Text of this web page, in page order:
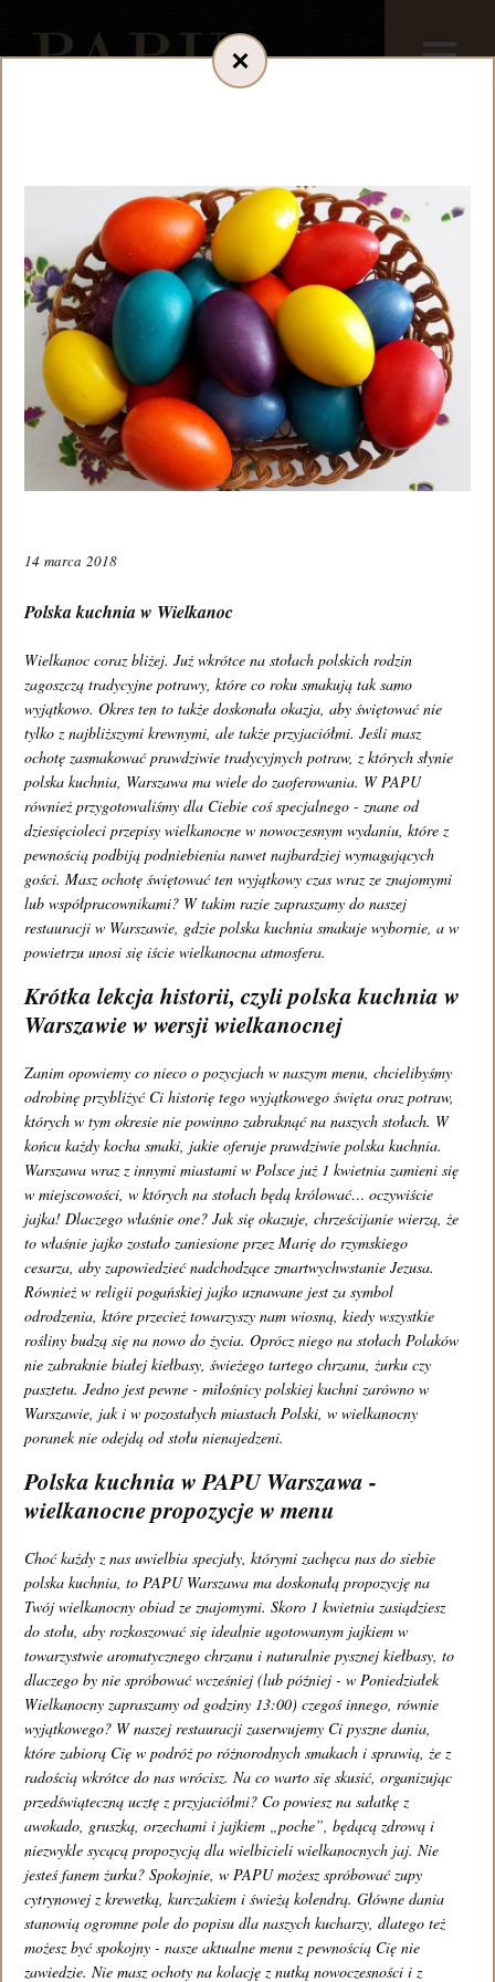
14 marca 2018
Polska kuchnia w Wielkanoc
Wielkanoc coraz bliżej. Już wkrótce na stołach polskich rodzin
zagoszczą tradycyjne potrawy, które co roku smakują tak samo
wyjątkowo. Okres ten to także doskonała okazja, aby świętować nie
tylko z najbliższymi krewnymi, ale także przyjaciółmi. Jeśli masz
ochotę zasmakować prawdziwie tradycyjnych potraw, z których słynie
polska kuchnia, Warszawa ma wiele do zaoferowania. W PAPU
również przygotowaliśmy dla Ciebie coś specjalnego - znane od
dziesięcioleci przepisy wielkanocne w nowoczesnym wydaniu, które z
pewnością podbiją podniebienia nawet najbardziej wymagających
gości. Masz ochotę świętować ten wyjątkowy czas wraz ze znajomymi
lub współpracownikami? W takim razie zapraszamy do naszej
restauracji w Warszawie, gdzie polska kuchnia smakuje wybornie, a w
powietrzu unosi się iście wielkanocna atmosfera.
Krótka lekcja historii, czyli polska kuchnia w
Warszawie w wersji wielkanocnej
Zanim opowiemy co nieco o pozycjach w naszym menu, chcielibyśmy
odrobinę przybliżyć Ci historię tego wyjątkowego święta oraz potraw,
których w tym okresie nie powinno zabraknąć na naszych stołach. W
końcu każdy kocha smaki, jakie oferuje prawdziwie polska kuchnia.
Warszawa wraz z innymi miastami w Polsce już 1 kwietnia zamieni się
w miejscowości, w których na stołach będą królować… oczywiście
jajka! Dlaczego właśnie one? Jak się okazuje, chrześcijanie wierzą, że
to właśnie jajko zostało zaniesione przez Marię do rzymskiego
cesarza, aby zapowiedzieć nadchodzące zmartwychwstanie Jezusa.
Również w religii pogańskiej jajko uznawane jest za symbol
odrodzenia, które przecież towarzyszy nam wiosną, kiedy wszystkie
rośliny budzą się na nowo do życia. Oprócz niego na stołach Polaków
nie zabraknie białej kiełbasy, świeżego tartego chrzanu, żurku czy
pasztetu. Jedno jest pewne - miłośnicy polskiej kuchni zarówno w
Warszawie, jak i w pozostałych miastach Polski, w wielkanocny
poranek nie odejdą od stołu nienajedzeni.
Polska kuchnia w PAPU Warszawa -
wielkanocne propozycje w menu
Choć każdy z nas uwielbia specjały, którymi zachęca nas do siebie
polska kuchnia, to PAPU Warszawa ma doskonałą propozycję na
Twój wielkanocny obiad ze znajomymi. Skoro 1 kwietnia zasiądziesz
do stołu, aby rozkoszować się idealnie ugotowanym jajkiem w
towarzystwie aromatycznego chrzanu i naturalnie pysznej kiełbasy, to
dlaczego by nie spróbować wcześniej (lub później - w Poniedziałek
Wielkanocny zapraszamy od godziny 13:00) czegoś innego, równie
wyjątkowego? W naszej restauracji zaserwujemy Ci pyszne dania,
które zabiorą Cię w podróż po różnorodnych smakach i sprawią, że z
radością wkrótce do nas wrócisz. Na co warto się skusić, organizując
przedświąteczną ucztę z przyjaciółmi? Co powiesz na sałatkę z
awokado, gruszką, orzechami i jajkiem „poche”, będącą zdrową i
niezwykle sycącą propozycją dla wielbicieli wielkanocnych jaj. Nie
jesteś fanem żurku? Spokojnie, w PAPU możesz spróbować zupy
cytrynowej z krewetką, kurczakiem i świeżą kolendrą. Główne dania
stanowią ogromne pole do popisu dla naszych kucharzy, dlatego też
możesz być spokojny - nasze aktualne menu z pewnością Cię nie
zawiedzie. Nie masz ochoty na kolację z nutką nowoczesności i z
WIRTUALNY SPACER
KONTAKT
Restauracja PAPU
Al. Niepodległości 132/136
02-554 Warszawa
Godziny otwarcia restauracji:
Poniedziałek - piątek 13:00 - 22:30
Sobota 12:00 - 22:30
Niedziela 12:00 - 21:00
Oprawę fotograficzną wykonał:
Daniel Miśko,www.danielmisko.pl
tel.: (+48) 662 261 261
e-mail:info@restauracjapapu.pl
Zobacz mapę dojazdu
Regulamin
Znajdź nas na: